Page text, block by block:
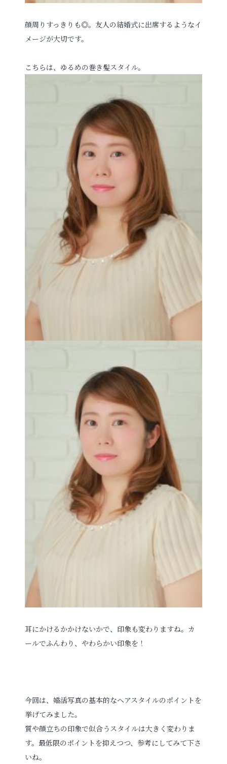
顔周りすっきりも◎。友人の結婚式に出席するようなイ
メージが大切です。
こちらは、ゆるめの巻き髪スタイル。
耳にかけるかかけないかで、印象も変わりますね。カ
ールでふんわり、やわらかい印象を！
今回は、婚活写真の基本的なヘアスタイルのポイントを
挙げてみました。
質や顔立ちの印象で似合うスタイルは大きく変わりま
す。最低限のポイントを抑えつつ、参考にしてみて下さ
いね。